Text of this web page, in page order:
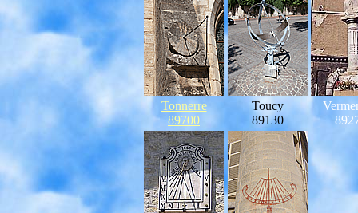
Tonnerre
89700
Toucy
89130